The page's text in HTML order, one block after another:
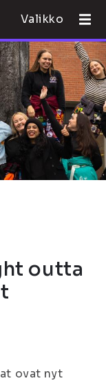
Valikko
outta
ovat nyt